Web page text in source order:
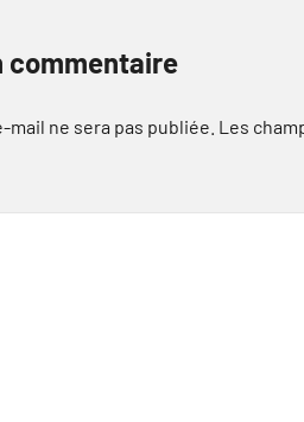
commentaire
mail ne sera pas publiée. Les